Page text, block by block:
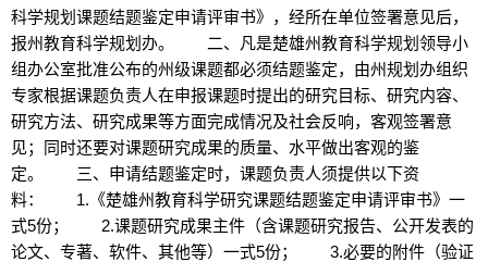
科学规划课题结题鉴定申请评审书》，经所在单位签署意见后，
报州教育科学规划办。 二、凡是楚雄州教育科学规划领导小
组办公室批准公布的州级课题都必须结题鉴定，由州规划办组织
专家根据课题负责人在申报课题时提出的研究目标、研究内容、
研究方法、研究成果等方面完成情况及社会反响，客观签署意
见；同时还要对课题研究成果的质量、水平做出客观的鉴
定。 三、申请结题鉴定时，课题负责人须提供以下资
料： 1.《楚雄州教育科学研究课题结题鉴定申请评审书》一
式5份； 2.课题研究成果主件（含课题研究报告、公开发表的
论文、专著、软件、其他等）一式5份； 3.必要的附件（验证